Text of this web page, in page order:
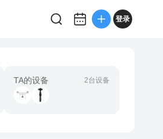
登录
TA的设备 2台设备